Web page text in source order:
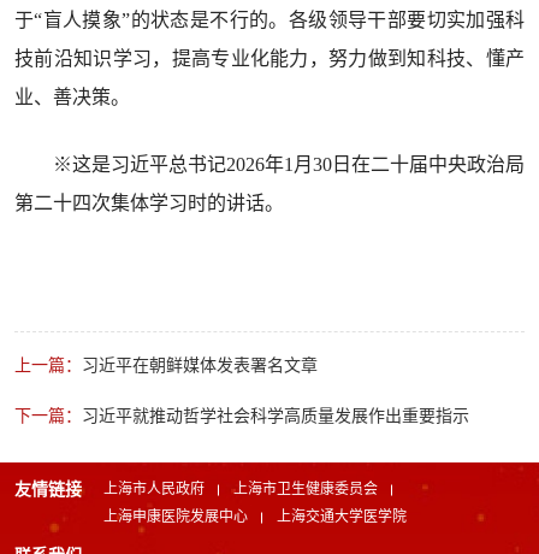
于“盲人摸象”的状态是不行的。各级领导干部要切实加强科
技前沿知识学习，提高专业化能力，努力做到知科技、懂产
业、善决策。
※这是习近平总书记2026年1月30日在二十届中央政治局
第二十四次集体学习时的讲话。
上一篇： 习近平在朝鲜媒体发表署名文章
下一篇： 习近平就推动哲学社会科学高质量发展作出重要指示
友情链接 上海市人民政府
上海市卫生健康委员会
上海申康医院发展中心
上海交通大学医学院